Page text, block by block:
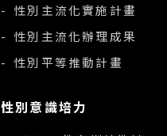
- 性別主流化實施計畫
- 性別主流化辦理成果
- 性別平等推動計畫
性別意識培力